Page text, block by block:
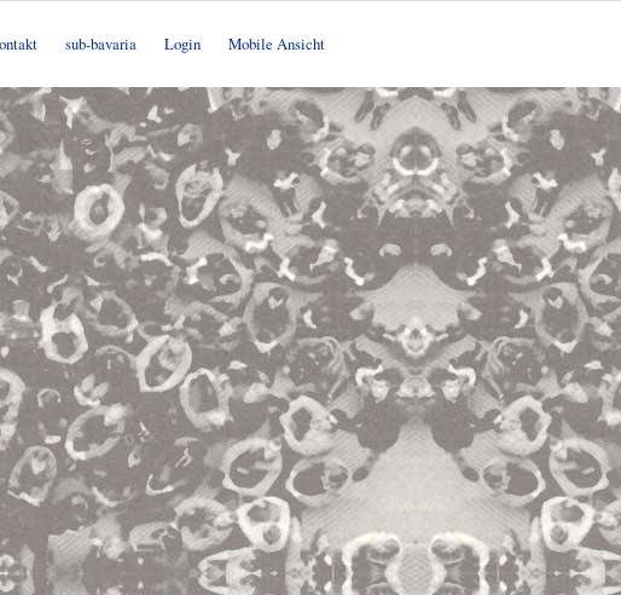
sub-bavaria Login Mobile Ansicht